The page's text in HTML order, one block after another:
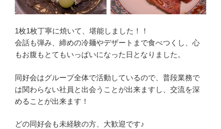
1枚1枚丁寧に焼いて、堪能しました！！
会話も弾み、締めの冷麺やデザートまで食べつくし、心
もお腹もとてもいっぱいになった日となりました。
同好会はグループ全体で活動しているので、普段業務で
は関わらない社員と出会うことが出来ますし、交流を深
めることが出来ます！
どの同好会も未経験の方、大歓迎です♪